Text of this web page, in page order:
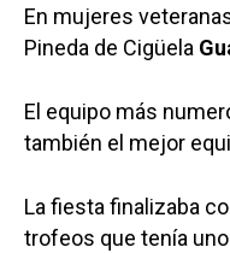
En mujeres
Pineda de Cigüela
El equipo más
también el mejor
La fiesta finalizaba
trofeos que tenía